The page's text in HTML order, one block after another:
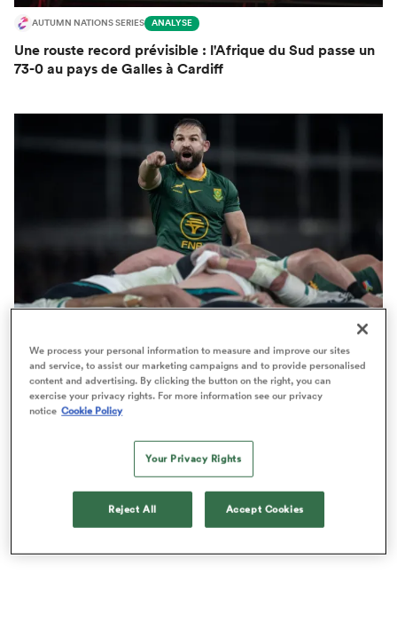
AUTUMN NATIONS SERIES ANALYSE
Une rouste record prévisible : l'Afrique du Sud passe un
73-0 au pays de Galles à Cardiff
Springboks, même diminués ils font peur au Pays de
Galles
We process your personal information to measure and improve our sites
and service, to assist our marketing campaigns and to provide personalised
content and advertising. By clicking the button on the right, you can
exercise your privacy rights. For more information see our privacy
notice Cookie Policy
Your Privacy Rights
Reject All Accept Cookies